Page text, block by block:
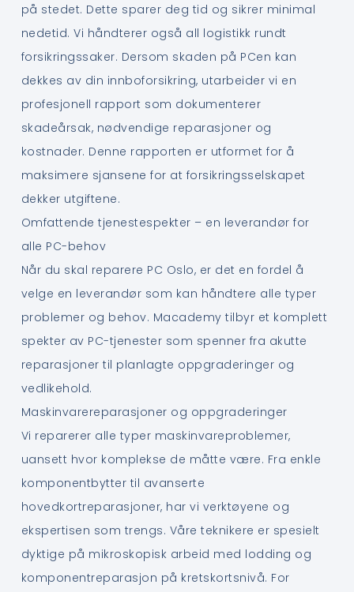
på stedet. Dette sparer deg tid og sikrer minimal
nedetid. Vi håndterer også all logistikk rundt
forsikringssaker. Dersom skaden på PCen kan
dekkes av din innboforsikring, utarbeider vi en
profesjonell rapport som dokumenterer
skadeårsak, nødvendige reparasjoner og
kostnader. Denne rapporten er utformet for å
maksimere sjansene for at forsikringsselskapet
dekker utgiftene.
Omfattende tjenestespekter – en leverandør for
alle PC-behov
Når du skal reparere PC Oslo, er det en fordel å
velge en leverandør som kan håndtere alle typer
problemer og behov. Macademy tilbyr et komplett
spekter av PC-tjenester som spenner fra akutte
reparasjoner til planlagte oppgraderinger og
vedlikehold.
Maskinvarereparasjoner og oppgraderinger
Vi reparerer alle typer maskinvareproblemer,
uansett hvor komplekse de måtte være. Fra enkle
komponentbytter til avanserte
hovedkortreparasjoner, har vi verktøyene og
ekspertisen som trengs. Våre teknikere er spesielt
dyktige på mikroskopisk arbeid med lodding og
komponentreparasjon på kretskortsnivå. For